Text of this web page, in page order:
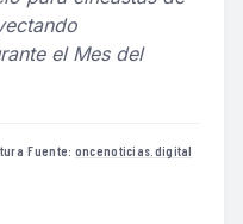
el Mes del
·Fuente: oncenoticias.digital